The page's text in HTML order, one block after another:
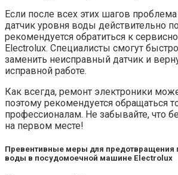
Если после всех этих шагов
датчик уровня воды действительно
рекомендуется обратиться к
Electrolux. Специалисты смогут
заменить неисправный датчик и
исправной работе.
Как всегда, ремонт электроники
поэтому рекомендуется обращаться
профессионалам. Не забывайте, что
на первом месте!
Превентивные меры для предотвращения
воды в посудомоечной машине Electrolux